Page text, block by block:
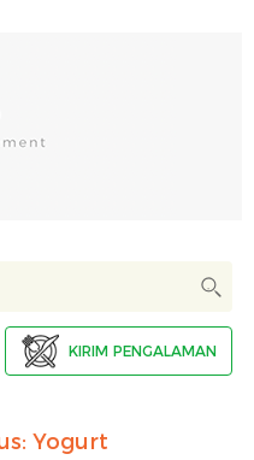
KIRIM PENGALAMAN
Yogurt